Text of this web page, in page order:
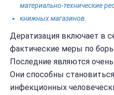
материально-технические
книжных магазинов.
Дератизация включает в
фактические меры по
Последние являются
Они способны
инфекционных